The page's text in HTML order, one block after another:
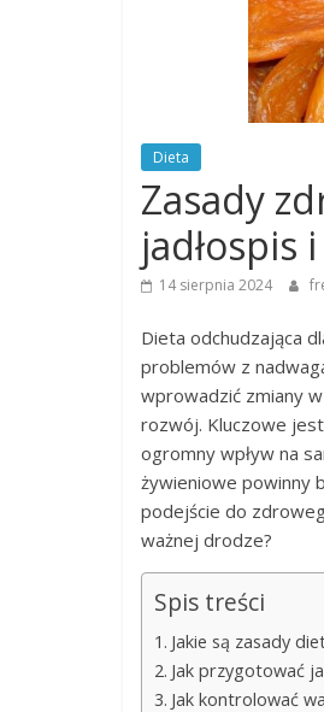
Dieta
Zasady
jadłospis
14 sierpnia 2024
Dieta odchudzająca
problemów z
wprowadzić zmiany
rozwój. Kluczowe
ogromny wpływ na
żywieniowe powinny
podejście do
ważnej drodze?
Spis treści
Jakie są zasady
Jak przygotować
Jak kontrolować